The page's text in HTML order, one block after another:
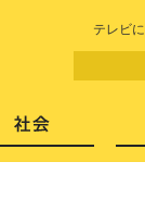
テレビ
ンダル